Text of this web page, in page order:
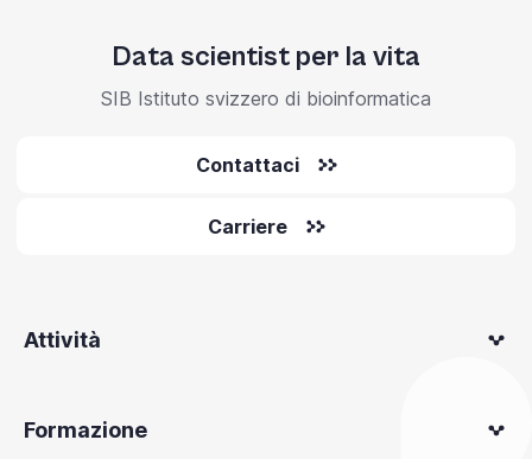
Data scientist per la vita
SIB Istituto svizzero di bioinformatica
Contattaci
Carriere
Attività
Formazione